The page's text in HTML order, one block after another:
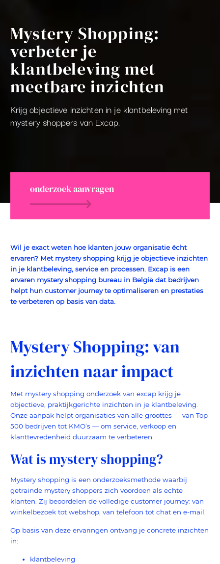
Mystery Shopping:
verbeter je
klantbeleving met
meetbare inzichten
Krijg objectieve inzichten in je klantbeleving met
mystery shoppers van Excap.
onderzoek aanvragen
Wil je exact weten hoe klanten jouw organisatie écht
ervaren? Met mystery shopping krijg je objectieve inzichten
in je klantbeleving, service en processen. Excap is een
ervaren mystery shopping bureau in België dat bedrijven
helpt hun customer journey te optimaliseren en prestaties
te verbeteren op basis van data.
Mystery Shopping: van
inzichten naar impact
Met mystery shopping onderzoek van excap krijg je
objectieve, praktijkgerichte inzichten in je klantbeleving.
Onze aanpak helpt organisaties van alle groottes — van Top
500 bedrijven tot KMO’s — om service, verkoop en
klanttevredenheid duurzaam te verbeteren.
Wat is mystery shopping?
Mystery shopping is een onderzoeksmethode waarbij
getrainde mystery shoppers zich voordoen als echte
klanten. Zij beoordelen de volledige customer journey: van
winkelbezoek tot webshop, van telefoon tot chat en e-mail.
Op basis van deze ervaringen ontvang je concrete inzichten
in:
klantbeleving